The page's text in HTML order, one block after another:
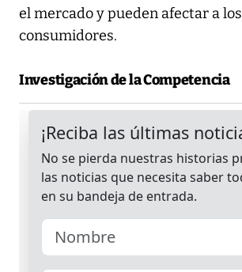
el mercado y pueden afectar a los
consumidores.
Investigación de la Competencia